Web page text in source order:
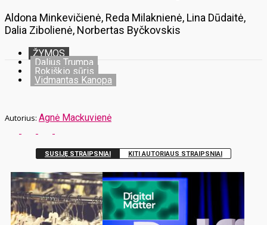
Aldona Minkevičienė, Reda Milaknienė, Lina Dūdaitė,
Dalia Zibolienė, Norbertas Byčkovskis
ŽYMOS
Dalius Trumpa
Rokiškio sūris
Vidmantas Kanopa
Agnė Mackuvienė
SUSIJĘ STRAIPSNIAI KITI AUTORIAUS STRAIPSNIAI